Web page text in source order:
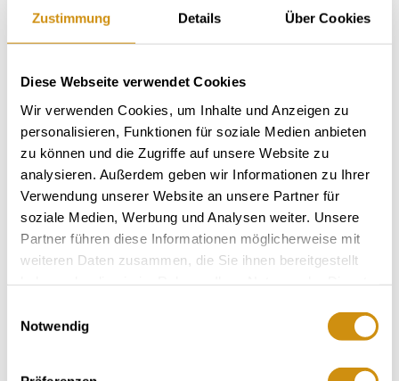
Zustimmung Details Über Cookies
Diese Webseite verwendet Cookies
Wir verwenden Cookies, um Inhalte und Anzeigen zu
personalisieren, Funktionen für soziale Medien anbieten
zu können und die Zugriffe auf unsere Website zu
analysieren. Außerdem geben wir Informationen zu Ihrer
Verwendung unserer Website an unsere Partner für
soziale Medien, Werbung und Analysen weiter. Unsere
Partner führen diese Informationen möglicherweise mit
weiteren Daten zusammen, die Sie ihnen bereitgestellt
Notwendig
Rebfläche:68 Hektar
Gemeinde:
Pleitersheim
Meereshöhe:150-180 m
Region: